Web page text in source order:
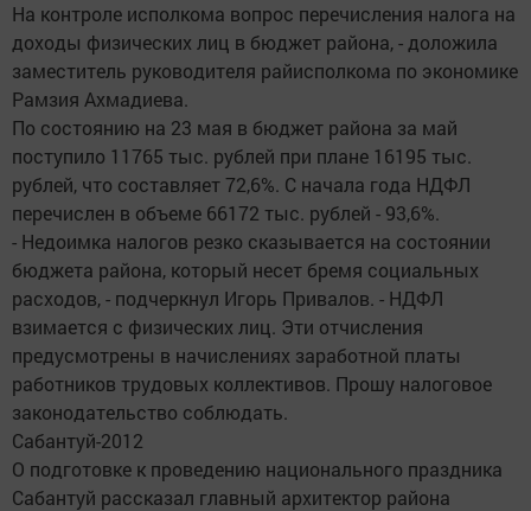
На контроле исполкома вопрос перечисления налога на
доходы физических лиц в бюджет района, - доложила
заместитель руководителя райисполкома по экономике
Рамзия Ахмадиева.
По состоянию на 23 мая в бюджет района за май
поступило 11765 тыс. рублей при плане 16195 тыс.
рублей, что составляет 72,6%. С начала года НДФЛ
перечислен в объеме 66172 тыс. рублей - 93,6%.
- Недоимка налогов резко сказывается на состоянии
бюджета района, который несет бремя социальных
расходов, - подчеркнул Игорь Привалов. - НДФЛ
взимается с физических лиц. Эти отчисления
предусмотрены в начислениях заработной платы
работников трудовых коллективов. Прошу налоговое
законодательство соблюдать.
Сабантуй-2012
О подготовке к проведению национального праздника
Сабантуй рассказал главный архитектор района